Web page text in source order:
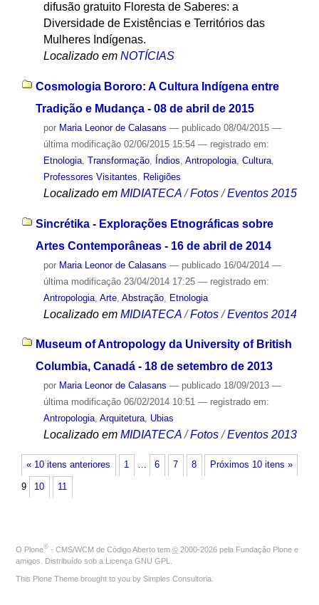
difusão gratuito Floresta de Saberes: a
Diversidade de Existências e Territórios das
Mulheres Indígenas.
Localizado em NOTÍCIAS
Cosmologia Bororo: A Cultura Indígena entre
Tradição e Mudança - 08 de abril de 2015
por Maria Leonor de Calasans — publicado08/04/2015 —
última modificação02/06/2015 15:54 — registrado em:
Etnologia, Transformação, Índios Antropologia, Cultura,
Professores Visitantes
Religiões
Localizado em MIDIATECA /Fotos /Eventos 2015
Sincrétika - Explorações Etnográficas sobre
Artes Contemporâneas - 16 de abril de 2014
por Maria Leonor de Calasans — publicado16/04/2014 —
última modificação23/04/2014 17:25 — registrado em:
Antropologia, Arte, Abstração, Etnologia
Localizado em MIDIATECA /Fotos /Eventos 2014
Museum of Antropology da University of British
Columbia, Canadá - 18 de setembro de 2013
por Maria Leonor de Calasans — publicado18/09/2013 —
última modificação06/02/2014 10:51 — registrado em:
Antropologia, Arquitetura, Ubias
Localizado em MIDIATECA /Fotos /Eventos 2013
« 10 itens anteriores Próximos 10 itens »
1 … 6 7 8
9 10 11
O Plone® - CMS/WCM de Código Aberto tem © 2000-2026 pela Fundação Plone e
amigos. Distribuído sob a Licença GNU GPL
This Plone Theme brought to you by Simples Consultoria